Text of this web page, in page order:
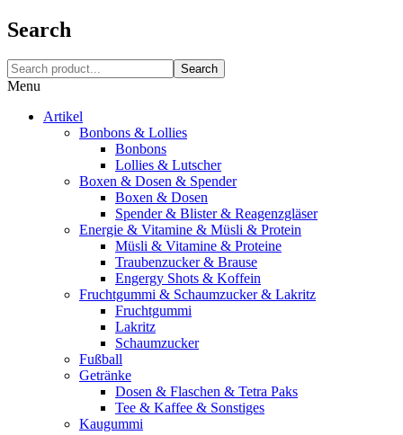
Search
Search
Menu
Artikel
Bonbons & Lollies
Bonbons
Lollies & Lutscher
Boxen & Dosen & Spender
Boxen & Dosen
Spender & Blister & Reagenzgläser
Energie & Vitamine & Müsli & Protein
Müsli & Vitamine & Proteine
Traubenzucker & Brause
Engergy Shots & Koffein
Fruchtgummi & Schaumzucker & Lakritz
Fruchtgummi
Lakritz
Schaumzucker
Fußball
Getränke
Dosen & Flaschen & Tetra Paks
Tee & Kaffee & Sonstiges
Kaugummi